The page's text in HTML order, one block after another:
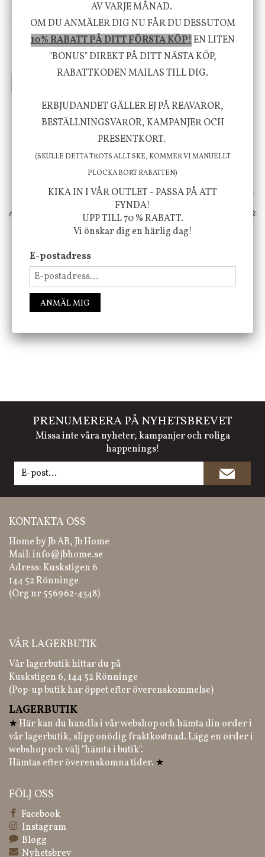
Nicolas Vahé
Serveringsfat, Ostron,
Stengods
Star Trading
Ljusgardin Star Curtain,
Stjärngardin
199 kr
Vi vill förmedla känsla, upplevelse och
välbefinnande för dig och ditt hem! Med
inspiration från naturen och dess färgpalett
erbjuder vi omsorgsfullt utvalda produkter som
ökar trivsel i ditt hem och ger det lilla extra för
att öka ditt välmående!
FÖLJ OSS PÅ INSTAGRAM @JBHOME
PRENUMERERA PÅ NYHETSBREVET
Missa inte våra nyheter, kampanjer och roliga
happenings!
KONTAKTA OSS
Home by Jb AB, Jb Home
Mail:info@jbhome.se
Adress: Kuskstigen 6
144 52 Rönninge
(Org nr 556962-4348)
VÅR LAGERBUTIK
Vår lagerbutik hittar du på
Kuskstigen 6, 144 52 Rönninge
(Pop-up butik har öppet efter överenskommelse)
LAGERBUTIK
★ Här kan du handla i vår webshop och hämta din order i
vår lagerbutik, slipp onödig fraktkostnad. Lägg en order i
webshop och välj "hämta i butik".
Hämtas efter överenskomna tider. ★
FÖLJ OSS
Facebook
Instagram
Blogg
Nyhetsbrev
AV VARJE MÅNAD.
OM DU ANMÄLER DIG NU FÅR DU DESSUTOM
10% RABATT PÅ DITT FÖRSTA KÖP!EN LITEN
"BONUS" DIREKT PÅ DITT NÄSTA KÖP,
RABATTKODEN MAILAS TILL DIG.
ERBJUDANDET GÄLLER EJ PÅ REAVAROR,
BESTÄLLNINGSVAROR, KAMPANJER OCH
PRESENTKORT.
(SKULLE DETTA TROTS ALLT SKE, KOMMER VI MANUELLT
PLOCKA BORT RABATTEN)
KIKA IN I VÅR OUTLET - PASSA PÅ ATT
FYNDA!
UPP TILL 70 % RABATT.
Vi önskar dig en härlig dag!
E-postadress
ANMÄL MIG